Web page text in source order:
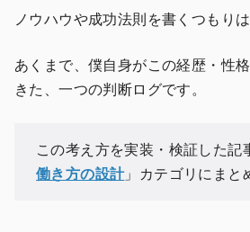
ノウハウや成功法則を書くつもりは
あくまで、僕自身がこの経歴・性
きた、一つの判断ログです。
この考え方を実装・検証した記
働き方の設計」カテゴリにまと